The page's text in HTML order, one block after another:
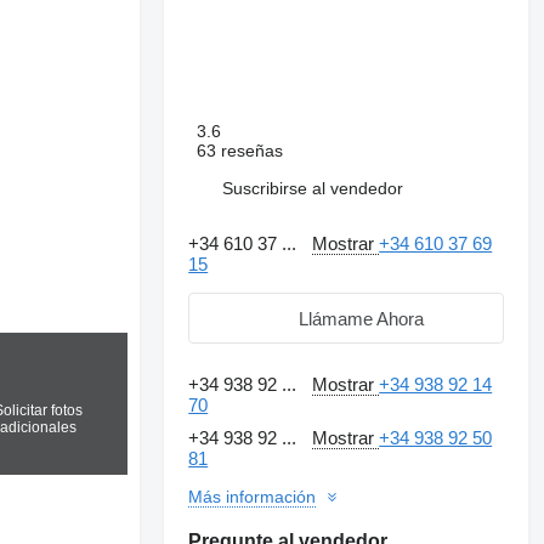
fotos
adicionales
3.6
63 reseñas
Suscribirse al vendedor
+34 610 37 ... Mostrar+34 610 37 69
15
Llámame Ahora
+34 938 92 ... Mostrar+34 938 92 14
70
+34 938 92 ...
Mostrar+34 938 92 50
81
Más información